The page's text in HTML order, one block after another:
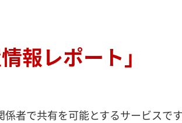
情報レポート」
者で共有を可能とするサービスで